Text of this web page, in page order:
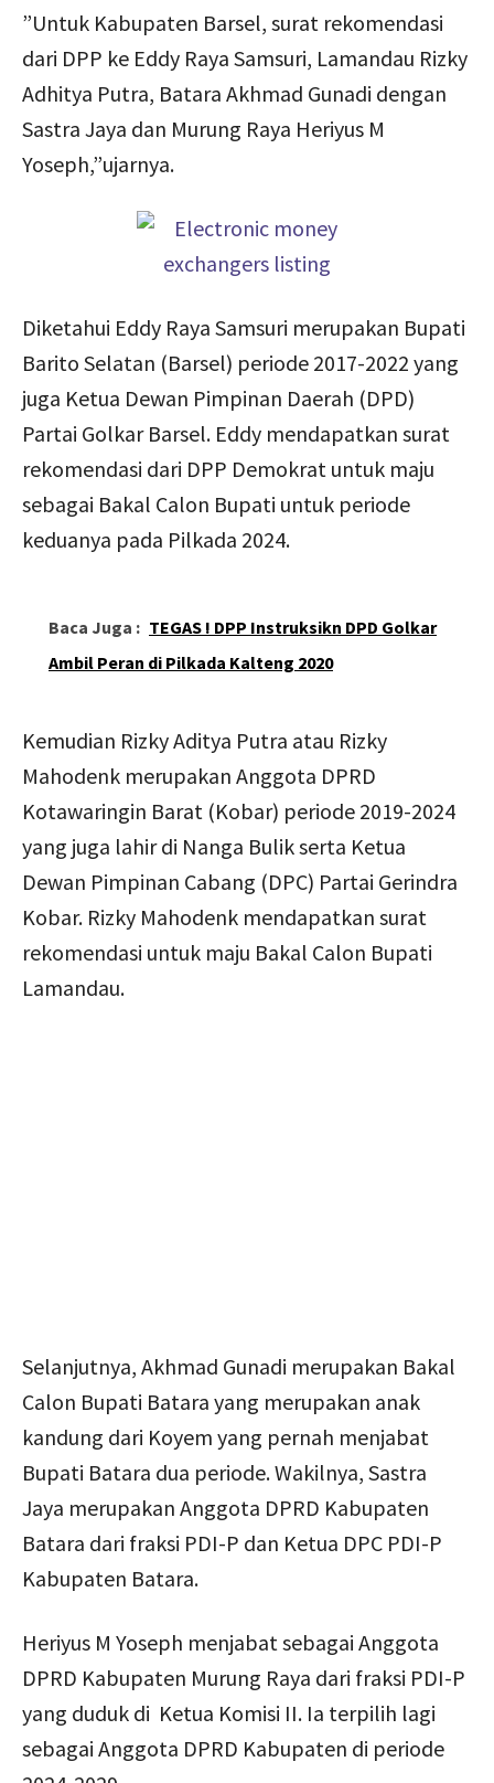
”Untuk Kabupaten Barsel, surat rekomendasi
dari DPP ke Eddy Raya Samsuri, Lamandau Rizky
Adhitya Putra, Batara Akhmad Gunadi dengan
Sastra Jaya dan Murung Raya Heriyus M
Yoseph,”ujarnya.
Diketahui Eddy Raya Samsuri merupakan Bupati
Barito Selatan (Barsel) periode 2017-2022 yang
juga Ketua Dewan Pimpinan Daerah (DPD)
Partai Golkar Barsel. Eddy mendapatkan surat
rekomendasi dari DPP Demokrat untuk maju
sebagai Bakal Calon Bupati untuk periode
keduanya pada Pilkada 2024.
Baca Juga : TEGAS ! DPP Instruksikn DPD Golkar
Ambil Peran di Pilkada Kalteng 2020
Kemudian Rizky Aditya Putra atau Rizky
Mahodenk merupakan Anggota DPRD
Kotawaringin Barat (Kobar) periode 2019-2024
yang juga lahir di Nanga Bulik serta Ketua
Dewan Pimpinan Cabang (DPC) Partai Gerindra
Kobar. Rizky Mahodenk mendapatkan surat
rekomendasi untuk maju Bakal Calon Bupati
Lamandau.
Selanjutnya, Akhmad Gunadi merupakan Bakal
Calon Bupati Batara yang merupakan anak
kandung dari Koyem yang pernah menjabat
Bupati Batara dua periode. Wakilnya, Sastra
Jaya merupakan Anggota DPRD Kabupaten
Batara dari fraksi PDI-P dan Ketua DPC PDI-P
Kabupaten Batara.
Heriyus M Yoseph menjabat sebagai Anggota
DPRD Kabupaten Murung Raya dari fraksi PDI-P
yang duduk di Ketua Komisi II. Ia terpilih lagi
sebagai Anggota DPRD Kabupaten di periode